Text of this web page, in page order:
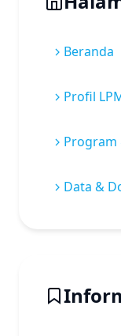
Beranda
Profil
Program
Data &